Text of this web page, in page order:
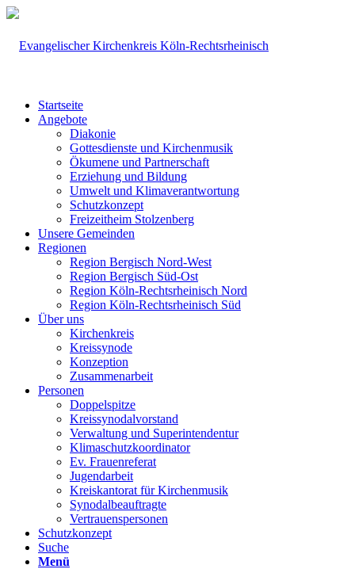
Startseite
Angebote
Diakonie
Gottesdienste und Kirchenmusik
Ökumene und Partnerschaft
Erziehung und Bildung
Umwelt und Klimaverantwortung
Schutzkonzept
Freizeitheim Stolzenberg
Unsere Gemeinden
Regionen
Region Bergisch Nord-West
Region Bergisch Süd-Ost
Region Köln-Rechtsrheinisch Nord
Region Köln-Rechtsrheinisch Süd
Über uns
Kirchenkreis
Kreissynode
Konzeption
Zusammenarbeit
Personen
Doppelspitze
Kreissynodalvorstand
Verwaltung und Superintendentur
Klimaschutzkoordinator
Ev. Frauenreferat
Jugendarbeit
Kreiskantorat für Kirchenmusik
Synodalbeauftragte
Vertrauenspersonen
Schutzkonzept
Suche
Menü